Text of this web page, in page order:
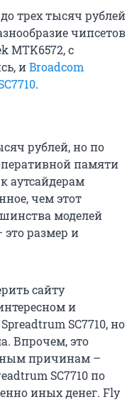
трех тысяч рублей
чипсетов
MTK6572, с
иBroadcom
.
рублей, но по
памяти
аутсайдерам
чем этот
моделей
размер и
сайту
и
SC7710, но
Впрочем, это
причинам –
SC7710 по
иных денег. Fly